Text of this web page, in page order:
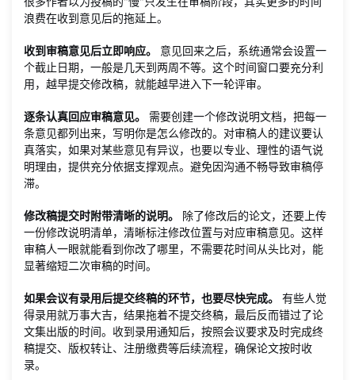
浪费在收到意见后的拖延上。
收到审稿意见后立即响应。
意见回来之后，系统通常会设置一
个截止日期，一般是几天到两周不等。这个时间窗口要充分利
用，越早提交修改稿，就能越早进入下一轮评审。
逐条认真回应审稿意见。
需要创建一个修改说明文档，把每一
条意见都列出来，写明你是怎么修改的。对审稿人的建议要认
真落实，如果对某些意见有异议，也要以专业、理性的语气说
明理由，提供充分依据支撑观点。避免因沟通不畅导致审稿停
滞。
修改稿提交时附带清晰的说明。
除了修改后的论文，还要上传
一份修改说明清单，清晰标注修改位置与对应审稿意见。这样
审稿人一眼就能看到你改了哪里，不需要花时间从头比对，能
显著缩短二次审稿的时间。
如果会议有录用后提交终稿的环节，也要尽快完成。
有些人觉
得录用就万事大吉，结果拖着不提交终稿，最后反而错过了论
文集出版的时间。收到录用通知后，按照会议要求及时完成终
稿提交、版权转让、注册缴费等后续流程，确保论文按时收
录。